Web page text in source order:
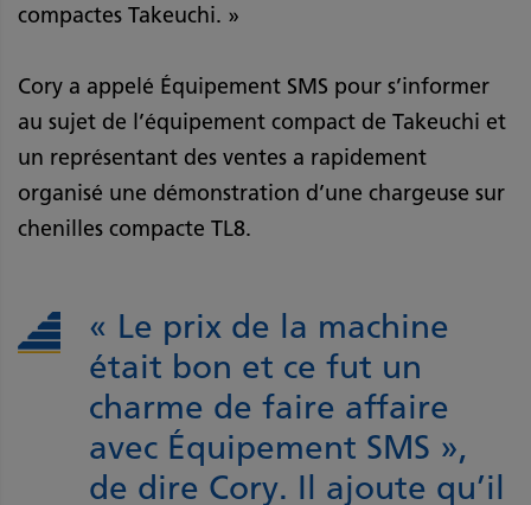
compactes Takeuchi. »
Cory a appelé Équipement SMS pour s’informer
au sujet de l’équipement compact de Takeuchi et
un représentant des ventes a rapidement
organisé une démonstration d’une chargeuse sur
chenilles compacte TL8.
« Le prix de la machine
était bon et ce fut un
charme de faire affaire
avec Équipement SMS »,
de dire Cory. Il ajoute qu’il